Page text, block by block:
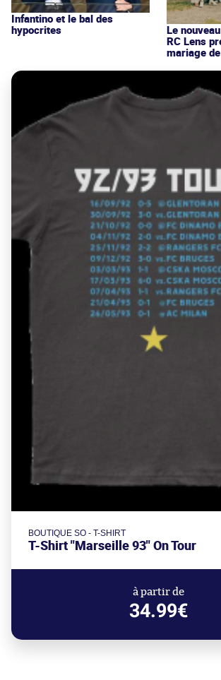
Infantino et le bal des
hypocrites
Le
RC Lens
mariage
BOUTIQUE SO - T-SHIRT
T-Shirt "Marseille 93" On Tour
à partir de
34.99€